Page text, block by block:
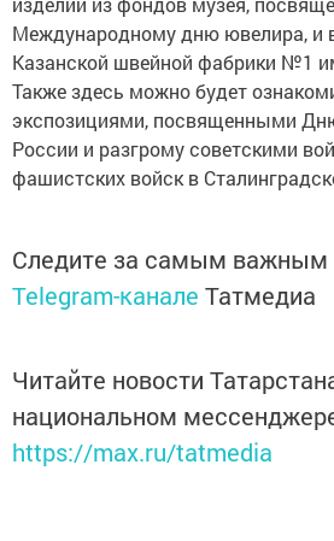
Международному дню ювелира, и
Казанской швейной фабрики №1
Также здесь можно будет
экспозициями, посвященными
России и разгрому советскими
фашистских войск в
Следите за самым важным
Telegram-канале Татмедиа
Читайте новости
национальном
https://max.ru/tatmedia